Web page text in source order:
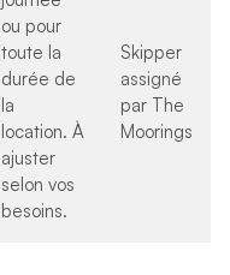
ou pour
toute la
durée de
la
location. À
ajuster
selon vos
besoins.
Skipper
assigné
par The
Moorings